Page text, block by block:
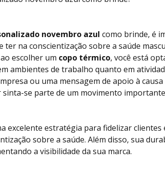
novembro azul como brinde, é
na conscientização sobre a saúde
escolher um copo térmico, você está
ambientes de trabalho quanto em
ou uma mensagem de apoio à
se parte de um movimento
excelente estratégia para fidelizar
sobre a saúde. Além disso, sua
a visibilidade da sua marca.